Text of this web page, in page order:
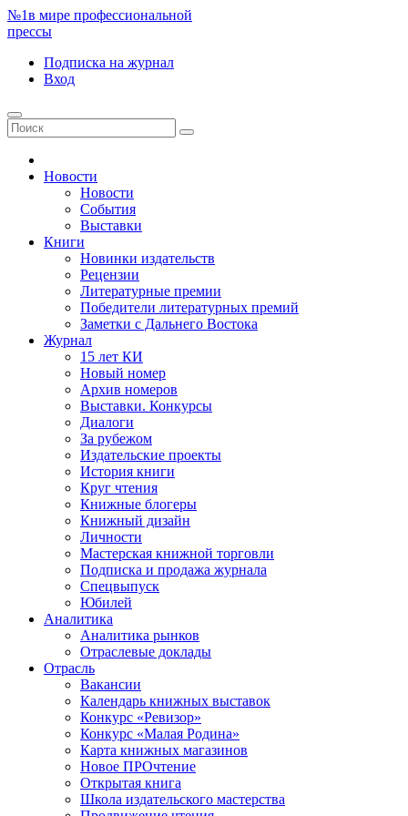
№1в мире профессиональной
прессы
Подписка на журнал
Вход
Новости
Новости
События
Выставки
Книги
Новинки издательств
Рецензии
Литературные премии
Победители литературных премий
Заметки с Дальнего Востока
Журнал
15 лет КИ
Новый номер
Архив номеров
Выставки. Конкурсы
Диалоги
За рубежом
Издательские проекты
История книги
Круг чтения
Книжные блогеры
Книжный дизайн
Личности
Мастерская книжной торговли
Подписка и продажа журнала
Спецвыпуск
Юбилей
Аналитика
Аналитика рынков
Отраслевые доклады
Отрасль
Вакансии
Календарь книжных выставок
Конкурс «Ревизор»
Конкурс «Малая Родина»
Карта книжных магазинов
Новое ПРОчтение
Открытая книга
Школа издательского мастерства